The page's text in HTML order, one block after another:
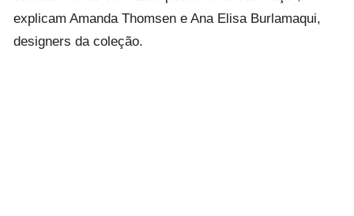
explicam Amanda Thomsen e Ana Elisa Burlamaqui,
designers da coleção.